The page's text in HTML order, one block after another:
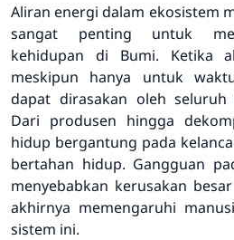
Aliran energi dalam ekosistem
sangat penting untuk
kehidupan di Bumi. Ketika
meskipun hanya untuk
dapat dirasakan oleh seluruh
Dari produsen hingga
hidup bergantung pada
bertahan hidup. Gangguan
menyebabkan kerusakan
akhirnya memengaruhi
sistem ini.